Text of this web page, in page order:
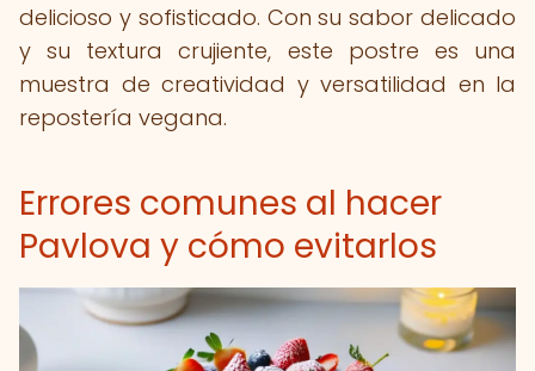
delicioso y sofisticado. Con su sabor delicado
y su textura crujiente, este postre es una
muestra de creatividad y versatilidad en la
repostería vegana.
Errores comunes al hacer
Pavlova y cómo evitarlos